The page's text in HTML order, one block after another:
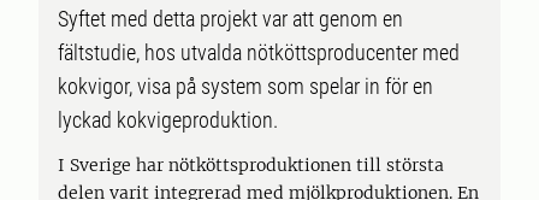
Syftet med detta projekt var att genom en
fältstudie, hos utvalda nötköttsproducenter med
kokvigor, visa på system som spelar in för en
lyckad kokvigeproduktion.
I Sverige har nötköttsproduktionen till största
delen varit integrerad med mjölkproduktionen. En